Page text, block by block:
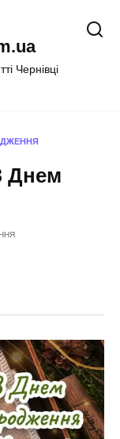
Чернівці
Днем